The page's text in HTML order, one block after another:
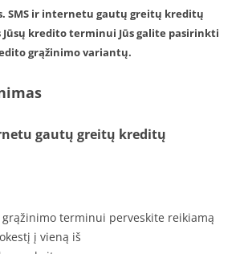
SMS ir internetu gautų greitų kreditų
Jūsų kredito terminui Jūs galite pasirinkti
grąžinimo variantų.
gautų greitų kreditų
terminui perveskite reikiamą
į vieną iš